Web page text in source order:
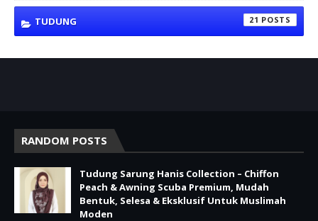
TUDUNG 21
RANDOM POSTS
Tudung Sarung Hanis Collection – Chiffon
Peach & Awning Scuba Premium, Mudah
Bentuk, Selesa & Eksklusif Untuk Muslimah
Moden